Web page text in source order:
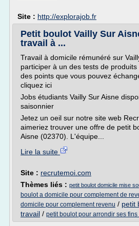
Site : http://explorajob.fr
Petit boulot Vailly Sur
travail à ...
Travail à domicile rémunéré sur
participer à un des tests de
des points que vous pouvez
cliquez ici
Jobs étudiants Vailly Sur Aisne
saisonnier
Jetez un oeil sur notre site web
aimeriez trouver une offre de petit
Aisne (02370). L'équipe...
Lire la suite
Site : recrutemoi.com
Thèmes liés : petit boulot domicile mise
boulot a domicile pour complement de
domicile pour complement revenu / petit
travail / petit boulot pour arrondir ses